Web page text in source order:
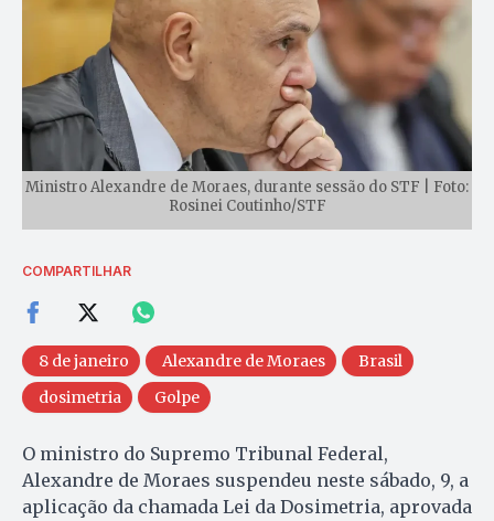
Ministro Alexandre de Moraes, durante sessão do STF | Foto:
Rosinei Coutinho/STF
COMPARTILHAR
8 de janeiro Alexandre de Moraes
Brasil
dosimetria
Golpe
O ministro do Supremo Tribunal Federal,
Alexandre de Moraes suspendeu neste sábado, 9, a
aplicação da chamada Lei da Dosimetria, aprovada